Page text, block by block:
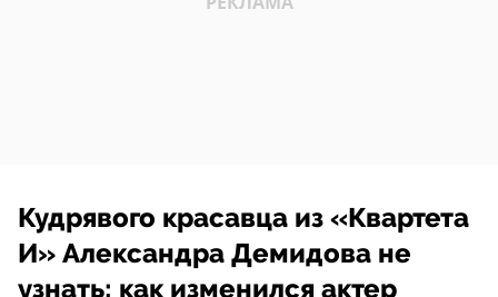
Кудрявого красавца из «Квартета
И» Александра Демидова не
узнать: как изменился актер